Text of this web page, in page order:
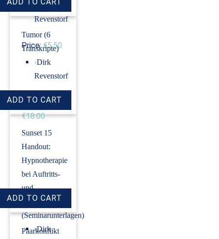
›Dirk
Revenstorf
Price: €5.50
Tumor (6
Transkripte)
›Dirk
Revenstorf
Price:
€18.00
Sunset 15
Handout:
Hypnotherapie
bei Auftritts-
und
Prüfungsangst
(Seminarunterlagen)
›Dirk
Paarkonflikt